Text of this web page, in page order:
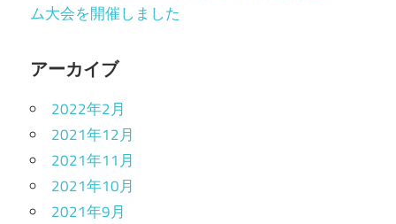
ム大会を開催しました
アーカイブ
2022年2月
2021年12月
2021年11月
2021年10月
2021年9月